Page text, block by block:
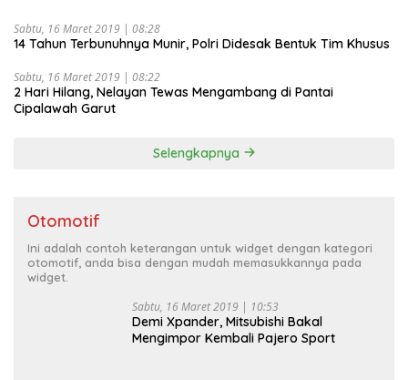
Sabtu, 16 Maret 2019 | 08:28
14 Tahun Terbunuhnya Munir, Polri Didesak Bentuk Tim Khusus
Sabtu, 16 Maret 2019 | 08:22
2 Hari Hilang, Nelayan Tewas Mengambang di Pantai
Cipalawah Garut
Selengkapnya
Otomotif
Ini adalah contoh keterangan untuk widget dengan kategori
otomotif, anda bisa dengan mudah memasukkannya pada
widget.
Sabtu, 16 Maret 2019 | 10:53
Demi Xpander, Mitsubishi Bakal
Mengimpor Kembali Pajero Sport